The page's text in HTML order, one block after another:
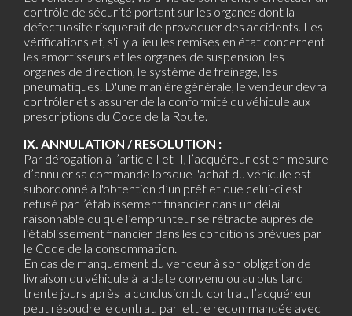
contrôle de sécurité portant sur les organes dont la
défectuosité risquerait de provoquer des accidents. Les
vérifications et, s'il y a lieu les remises en état concernent
les amortisseurs et les organes de suspension, les
organes de direction, le système de freinage, les
pneumatiques. D'une manière générale, le vendeur devra
contrôler et s'assurer de la conformité du véhicule aux
prescriptions du Code de la Route.
IX. ANNULATION / RESOLUTION :
Par dérogation à l’article I et II, l’acquéreur est en mesure
d’annuler sa commande lorsque l'achat du véhicule est
subordonné à l'obtention d’un prêt et que celui-ci est
refusé par l’établissement financier dans un délai
raisonnable ou que l’emprunteur se rétracte auprès de
l’établissement financier dans les conditions prévues par
le Code de la consommation.
En cas de manquement du vendeur à son obligation de
livraison du véhicule à la date convenu ou au plus tard
trente jours après la conclusion du contrat, l’acquéreur
peut résoudre le contrat, par lettre recommandée avec